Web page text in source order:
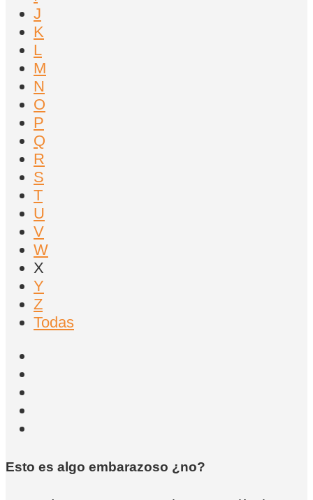
J
K
L
M
N
O
P
Q
R
S
T
U
V
W
X
Y
Z
Todas
Esto es algo embarazoso ¿no?